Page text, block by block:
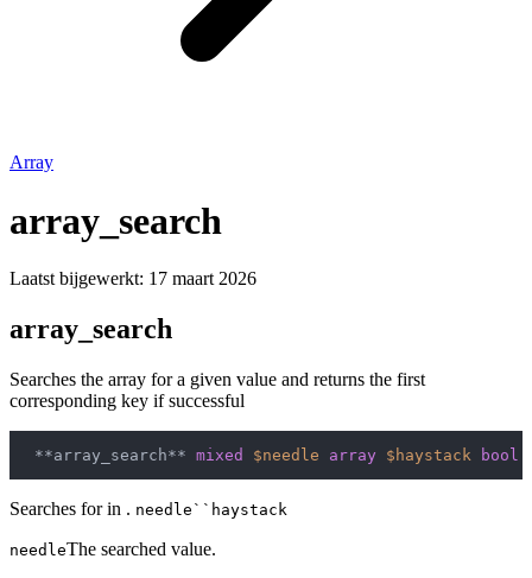
Array
array_search
Laatst bijgewerkt: 17 maart 2026
array_search
Searches the array for a given value and returns the first
corresponding key if successful
**array_search** mixed $needle array $haystack bool
Searches for in . needle``haystack
needleThe searched value.